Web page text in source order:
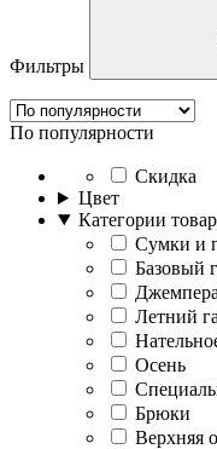
Фильтры
По популярности
Скидка
Цвет
Категории
Cумки и
Базовый
Летний
Осень
Брюки
Верхняя